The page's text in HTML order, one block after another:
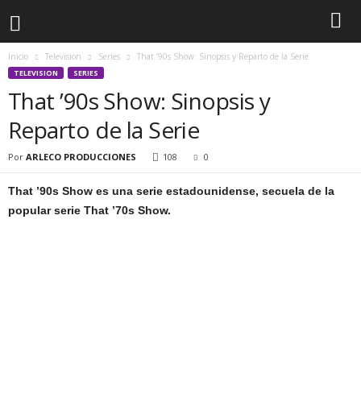
Inicio Television Series That ’90s Show: Sinopsis y Reparto de la Serie
TELEVISION SERIES
That ’90s Show: Sinopsis y
Reparto de la Serie
Por ARLECO PRODUCCIONES 108 0
That ’90s Show es una serie estadounidense, secuela de la
popular serie That ’70s Show.